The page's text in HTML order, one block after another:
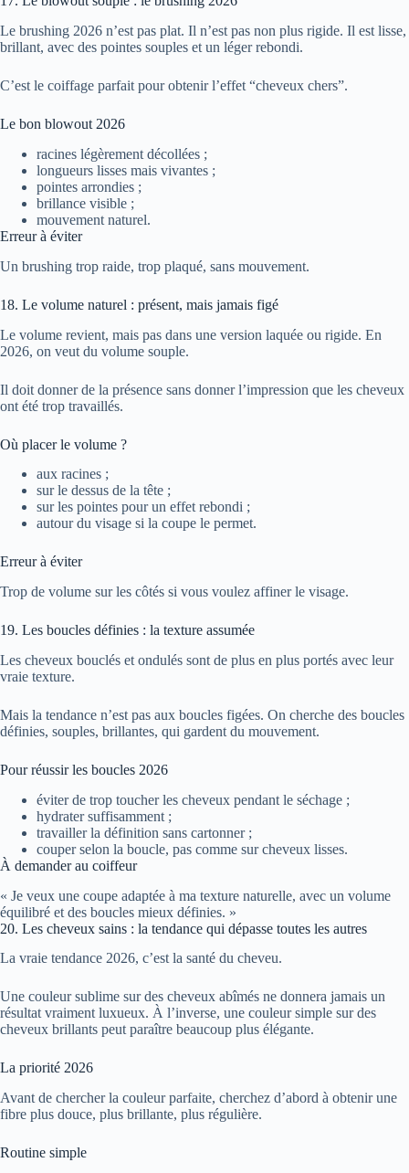
Le brushing 2026 n’est pas plat. Il n’est pas non plus rigide. Il est lisse,
brillant, avec des pointes souples et un léger rebondi.
C’est le coiffage parfait pour obtenir l’effet “cheveux chers”.
Le bon blowout 2026
racines légèrement décollées ;
longueurs lisses mais vivantes ;
pointes arrondies ;
brillance visible ;
mouvement naturel.
Erreur à éviter
Un brushing trop raide, trop plaqué, sans mouvement.
18. Le volume naturel : présent, mais jamais figé
Le volume revient, mais pas dans une version laquée ou rigide. En
2026, on veut du volume souple.
Il doit donner de la présence sans donner l’impression que les cheveux
ont été trop travaillés.
Où placer le volume ?
aux racines ;
sur le dessus de la tête ;
sur les pointes pour un effet rebondi ;
autour du visage si la coupe le permet.
Erreur à éviter
Trop de volume sur les côtés si vous voulez affiner le visage.
19. Les boucles définies : la texture assumée
Les cheveux bouclés et ondulés sont de plus en plus portés avec leur
vraie texture.
Mais la tendance n’est pas aux boucles figées. On cherche des boucles
définies, souples, brillantes, qui gardent du mouvement.
Pour réussir les boucles 2026
éviter de trop toucher les cheveux pendant le séchage ;
hydrater suffisamment ;
travailler la définition sans cartonner ;
couper selon la boucle, pas comme sur cheveux lisses.
À demander au coiffeur
« Je veux une coupe adaptée à ma texture naturelle, avec un volume
équilibré et des boucles mieux définies. »
20. Les cheveux sains : la tendance qui dépasse toutes les autres
La vraie tendance 2026, c’est la santé du cheveu.
Une couleur sublime sur des cheveux abîmés ne donnera jamais un
résultat vraiment luxueux. À l’inverse, une couleur simple sur des
cheveux brillants peut paraître beaucoup plus élégante.
La priorité 2026
Avant de chercher la couleur parfaite, cherchez d’abord à obtenir une
fibre plus douce, plus brillante, plus régulière.
Routine simple